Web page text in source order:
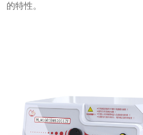
的特性。